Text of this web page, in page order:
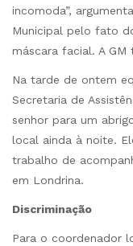
incomoda”,
Municipal pelo fato
máscara facial. A GM
Na tarde de ontem
Secretaria de
senhor para um
local ainda à noite.
trabalho de
em Londrina.
Discriminação
Para o coordenador